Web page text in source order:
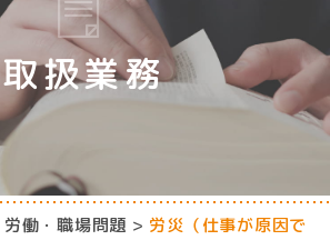
取扱業務
労働・職場問題
労災（仕事が原因で